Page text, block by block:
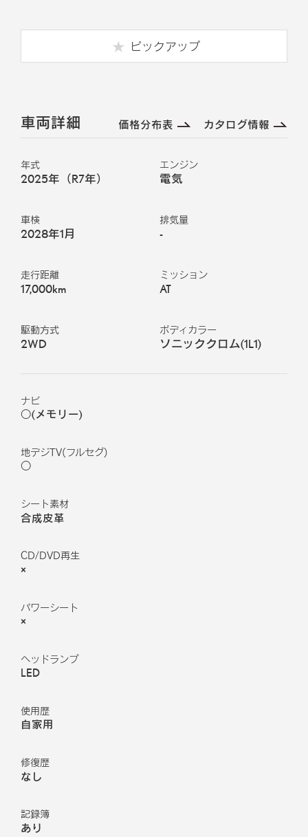
ピックアップ
車両詳細 価格分布表 カタログ情報
年式
2025年（R7年）
エンジン
電気
車検
2028年1月
排気量
-
走行距離
17,000km
ミッション
AT
駆動方式
2WD
ボディカラー
ソニッククロム(1L1)
ナビ
○(メモリー)
地デジTV(フルセグ)
○
シート素材
合成皮革
CD/DVD再生
×
パワーシート
×
ヘッドランプ
LED
使用歴
自家用
修復歴
なし
記録簿
あり